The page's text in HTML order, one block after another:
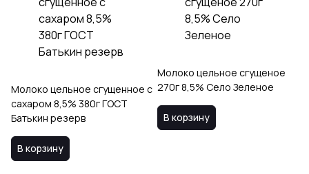
Молоко цельное сгущенное с
сахаром 8,5% 380г ГОСТ
Батькин резерв
В корзину
Молоко цельное сгущеное
270г 8,5% Село Зеленое
В корзину